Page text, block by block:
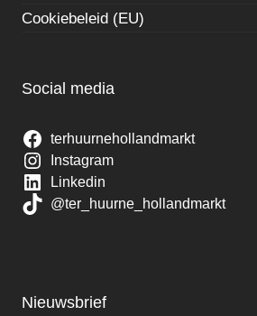
Cookiebeleid (EU)
Social media
terhuurnehollandmarkt
Instagram
Linkedin
@ter_huurne_hollandmarkt
Nieuwsbrief